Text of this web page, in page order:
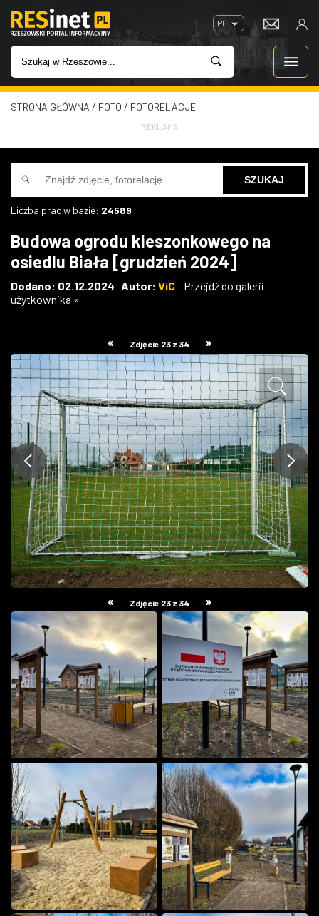
PL
WIADOMOŚCI
INWESTYCJE
IMPREZY
W KINACH
GASTRONOMIA
W RZESZOWIE
STRONA GŁÓWNA / FOTO / FOTORELACJE
REKLAMA
Liczba prac w bazie: 24589
Budowa ogrodu kieszonkowego na
osiedlu Biała [grudzień 2024]
Dodano: 02.12.2024 Autor: ViC
Przejdź do galerii
użytkownika »
« Zdjęcie 23 z 34 »
« Zdjęcie 23 z 34 »